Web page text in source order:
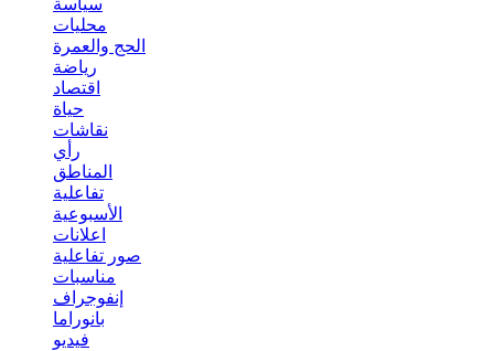
سياسة
محليات
الحج والعمرة
رياضة
اقتصاد
حياة
نقاشات
رأي
المناطق
تفاعلية
الأسبوعية
اعلانات
صور تفاعلية
مناسبات
إنفوجراف
بانوراما
فيديو